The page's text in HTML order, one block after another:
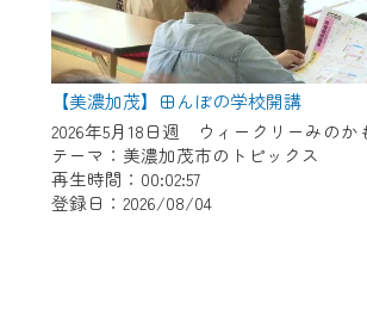
【美濃加茂】田んぼの学校開講
2026年5月18日週 ウィークリーみのか
テーマ：美濃加茂市のトピックス
再生時間：00:02:57
登録日：2026/08/04